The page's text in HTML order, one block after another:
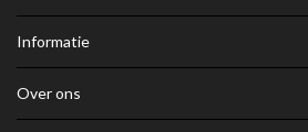
Informatie
Over ons